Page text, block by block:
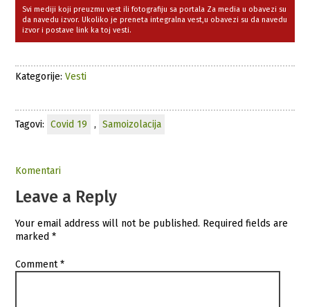
Svi mediji koji preuzmu vest ili fotografiju sa portala Za media u obavezi su
da navedu izvor. Ukoliko je preneta integralna vest,u obavezi su da navedu
izvor i postave link ka toj vesti.
Kategorije:Vesti
Tagovi: Covid 19 , Samoizolacija
Komentari
Leave a Reply
Your email address will not be published. Required fields are
marked*
Comment*